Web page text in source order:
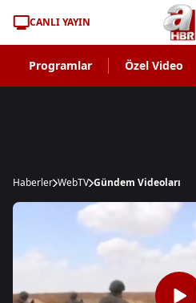
CANLI YAYIN
Programlar Özel Video
Haberler WebTV Gündem Videoları